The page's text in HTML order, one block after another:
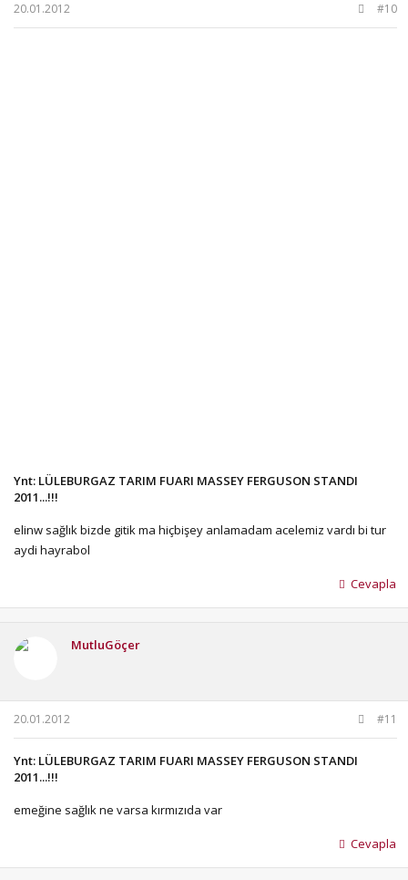
20.01.2012 #10
Ynt: LÜLEBURGAZ TARIM FUARI MASSEY FERGUSON STANDI
2011...!!!
elinw sağlık bizde gitik ma hiçbişey anlamadam acelemiz vardı bi tur
aydi hayrabol
Cevapla
MutluGöçer
20.01.2012 #11
Ynt: LÜLEBURGAZ TARIM FUARI MASSEY FERGUSON STANDI
2011...!!!
emeğine sağlık ne varsa kırmızıda var
Cevapla